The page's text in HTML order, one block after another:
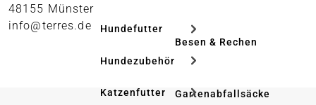
Hundefutter
Hundezubehör
Katzenfutter
Besen & Rechen
Gartenabfallsäcke
48155 Münster
info@terres.de